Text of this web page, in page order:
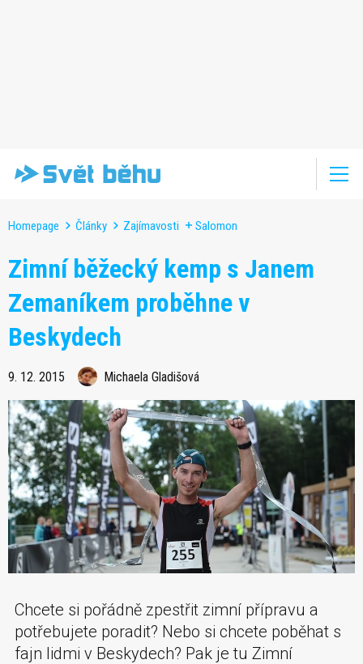
Homepage Články Zajímavosti Salomon
Zimní běžecký kemp s Janem
Zemaníkem proběhne v
Beskydech
9. 12. 2015 Michaela Gladišová
Chcete si pořádně zpestřit zimní přípravu a
potřebujete poradit? Nebo si chcete poběhat s
fajn lidmi v Beskydech? Pak je tu Zimní